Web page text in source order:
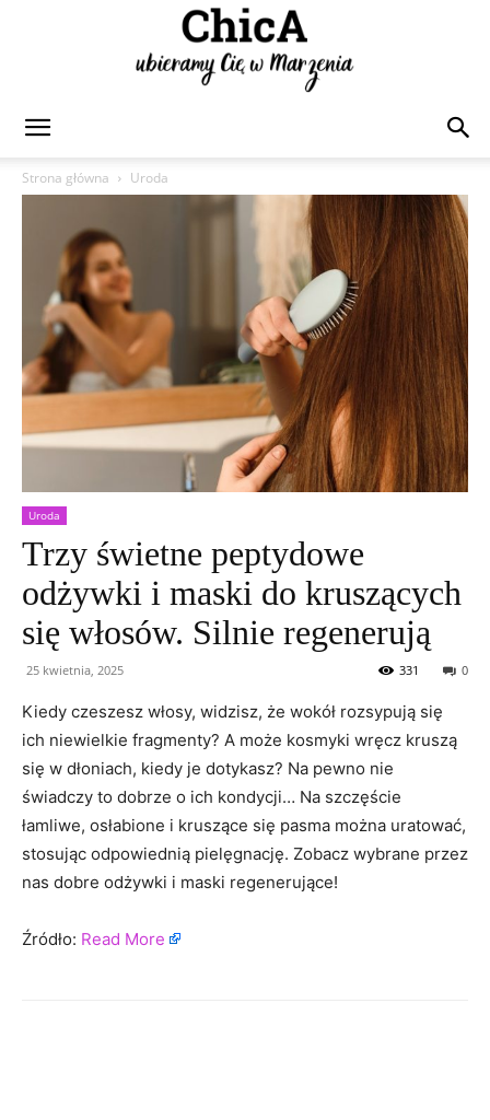
Strona główna
Uroda
Uroda
Trzy świetne peptydowe
odżywki i maski do kruszących
się włosów. Silnie regenerują
25 kwietnia, 2025 0
331
Kiedy czeszesz włosy, widzisz, że wokół rozsypują się
ich niewielkie fragmenty? A może kosmyki wręcz kruszą
się w dłoniach, kiedy je dotykasz? Na pewno nie
świadczy to dobrze o ich kondycji… Na szczęście
łamliwe, osłabione i kruszące się pasma można uratować,
stosując odpowiednią pielęgnację. Zobacz wybrane przez
nas dobre odżywki i maski regenerujące!
Źródło: Read More